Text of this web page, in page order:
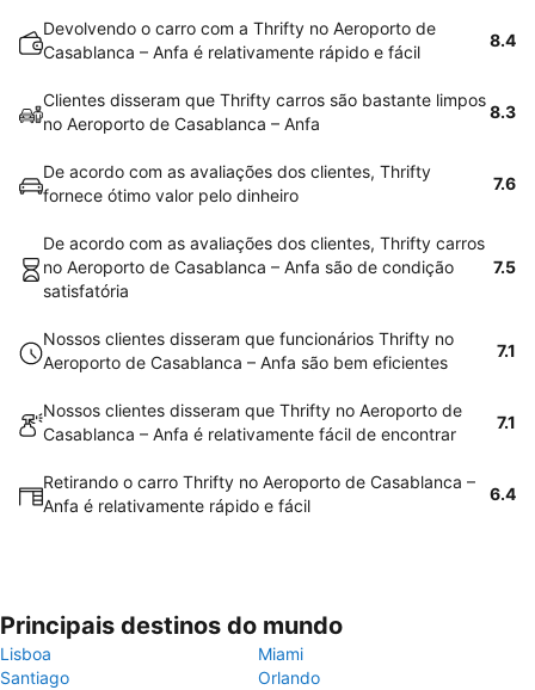
Devolvendo o carro com a Thrifty no Aeroporto de
Casablanca – Anfa é relativamente rápido e fácil
8.4
Clientes disseram que Thrifty carros são bastante limpos
no Aeroporto de Casablanca – Anfa
8.3
De acordo com as avaliações dos clientes, Thrifty
fornece ótimo valor pelo dinheiro
7.6
De acordo com as avaliações dos clientes, Thrifty carros
no Aeroporto de Casablanca – Anfa são de condição
satisfatória
7.5
Nossos clientes disseram que funcionários Thrifty no
Aeroporto de Casablanca – Anfa são bem eficientes
7.1
Nossos clientes disseram que Thrifty no Aeroporto de
Casablanca – Anfa é relativamente fácil de encontrar
7.1
Retirando o carro Thrifty no Aeroporto de Casablanca –
Anfa é relativamente rápido e fácil
6.4
Principais destinos do mundo
Lisboa
Miami
Santiago
Orlando